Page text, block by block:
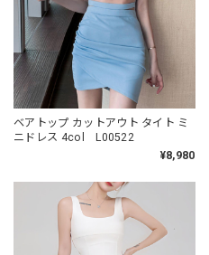
ベアトップ カットアウト タイト ミ
ニドレス 4col L00522
¥8,980